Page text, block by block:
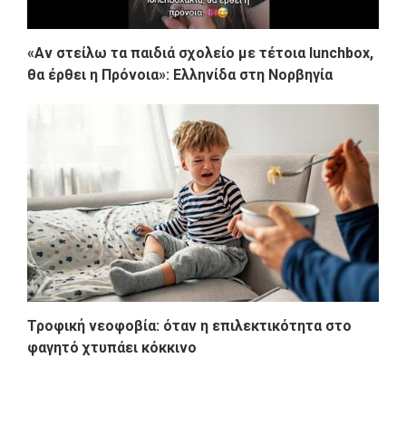
«Αν στείλω τα παιδιά σχολείο με τέτοια lunchbox,
θα έρθει η Πρόνοια»: Ελληνίδα στη Νορβηγία
Τροφική νεοφοβία: όταν η επιλεκτικότητα στο
φαγητό χτυπάει κόκκινο